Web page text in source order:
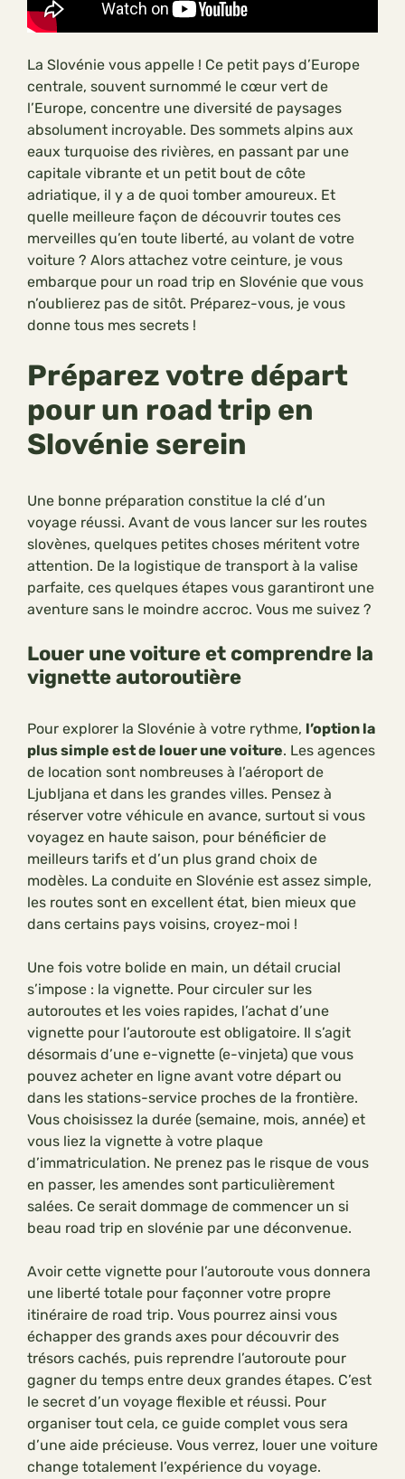
La Slovénie vous appelle ! Ce petit pays d’Europe
centrale, souvent surnommé le cœur vert de
l’Europe, concentre une diversité de paysages
absolument incroyable. Des sommets alpins aux
eaux turquoise des rivières, en passant par une
capitale vibrante et un petit bout de côte
adriatique, il y a de quoi tomber amoureux. Et
quelle meilleure façon de découvrir toutes ces
merveilles qu’en toute liberté, au volant de votre
voiture ? Alors attachez votre ceinture, je vous
embarque pour un road trip en Slovénie que vous
n’oublierez pas de sitôt. Préparez-vous, je vous
donne tous mes secrets !
Préparez votre départ
pour un road trip en
Slovénie serein
Une bonne préparation constitue la clé d’un
voyage réussi. Avant de vous lancer sur les routes
slovènes, quelques petites choses méritent votre
attention. De la logistique de transport à la valise
parfaite, ces quelques étapes vous garantiront une
aventure sans le moindre accroc. Vous me suivez ?
Louer une voiture et comprendre la
vignette autoroutière
Pour explorer la Slovénie à votre rythme, l’option la
plus simple est de louer une voiture. Les agences
de location sont nombreuses à l’aéroport de
Ljubljana et dans les grandes villes. Pensez à
réserver votre véhicule en avance, surtout si vous
voyagez en haute saison, pour bénéficier de
meilleurs tarifs et d’un plus grand choix de
modèles. La conduite en Slovénie est assez simple,
les routes sont en excellent état, bien mieux que
dans certains pays voisins, croyez-moi !
Une fois votre bolide en main, un détail crucial
s’impose : la vignette. Pour circuler sur les
autoroutes et les voies rapides, l’achat d’une
vignette pour l’autoroute est obligatoire. Il s’agit
désormais d’une e-vignette (e-vinjeta) que vous
pouvez acheter en ligne avant votre départ ou
dans les stations-service proches de la frontière.
Vous choisissez la durée (semaine, mois, année) et
vous liez la vignette à votre plaque
d’immatriculation. Ne prenez pas le risque de vous
en passer, les amendes sont particulièrement
salées. Ce serait dommage de commencer un si
beau road trip en slovénie par une déconvenue.
Avoir cette vignette pour l’autoroute vous donnera
une liberté totale pour façonner votre propre
itinéraire de road trip. Vous pourrez ainsi vous
échapper des grands axes pour découvrir des
trésors cachés, puis reprendre l’autoroute pour
gagner du temps entre deux grandes étapes. C’est
le secret d’un voyage flexible et réussi. Pour
organiser tout cela, ce guide complet vous sera
d’une aide précieuse. Vous verrez, louer une voiture
change totalement l’expérience du voyage.